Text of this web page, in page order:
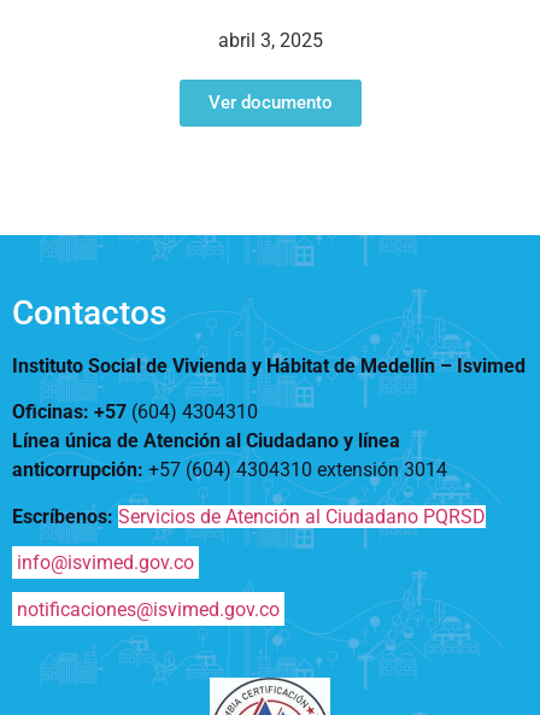
Acompañamiento Social
Directorio de servidores
Encuesta de Percepción
A+ A A-
Tamaño de la
fuente
Contraste
Centro de relevo
Más Información sobre Accesibilidad
abril 3, 2025
Ver documento
Contactos
Instituto Social de Vivienda y Hábitat de Medellín –Isvimed
Oficinas: +57 (604) 4304310
Línea única de Atención al Ciudadano y línea
anticorrupción: +57 (604) 4304310 extensión3014
Escríbenos: Servicios de Atención al Ciudadano PQRSD
info@isvimed.gov.co
notificaciones@isvimed.gov.co